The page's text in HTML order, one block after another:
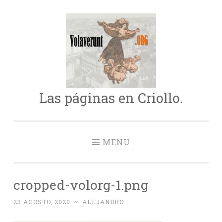
Las páginas en Criollo.
MENU
cropped-volorg-1.png
23 AGOSTO, 2020 ~ ALEJANDRO